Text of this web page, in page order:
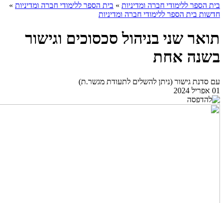
בית הספר ללימודי חברה ומדיניות » בית הספר ללימודי חברה ומדיניות »
חדשות בית הספר ללימודי חברה ומדיניות
תואר שני בניהול סכסוכים וגישור
בשנה אחת
עם סדנת גישור (ניתן להשלים לתעודת מגשר.ת)
01 אפריל 2024